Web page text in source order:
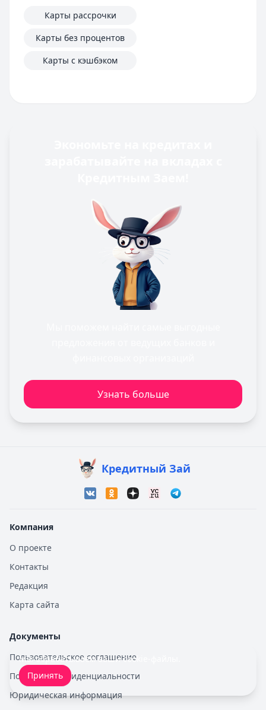
Карты рассрочки
Карты без процентов
Карты с кэшбэком
Узнать больше
Кредитный Зай
Компания
О проекте
Контакты
Редакция
Карта сайта
Документы
Пользовательское соглашение
Политика конфиденциальности
Юридическая информация
Мы обрабатываем ваши cookie-файлы
Принять